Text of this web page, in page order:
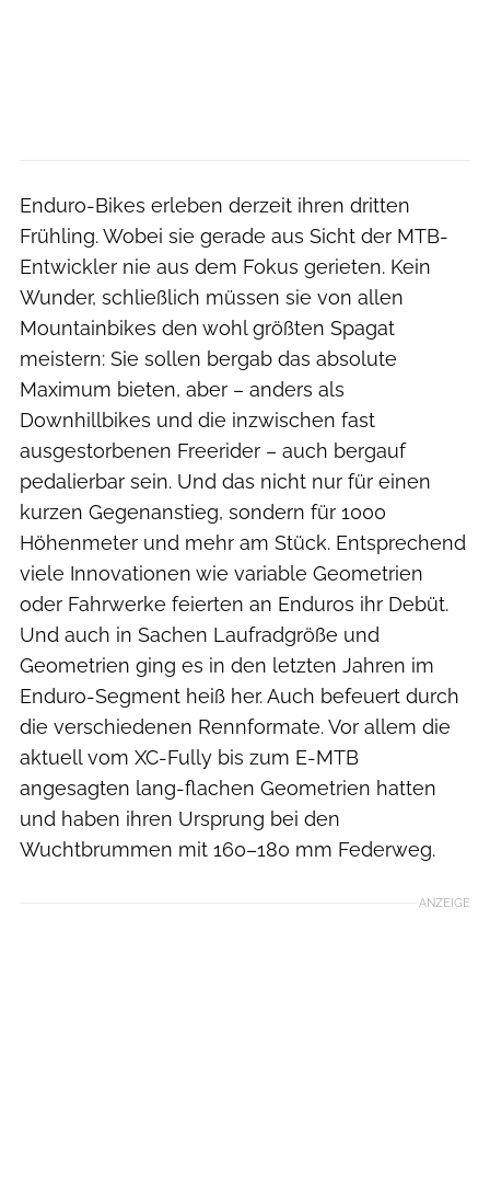
Enduro-Bikes erleben derzeit ihren dritten
Frühling. Wobei sie gerade aus Sicht der MTB-
Entwickler nie aus dem Fokus gerieten. Kein
Wunder, schließlich müssen sie von allen
Mountainbikes den wohl größten Spagat
meistern: Sie sollen bergab das absolute
Maximum bieten, aber – anders als
Downhillbikes und die inzwischen fast
ausgestorbenen Freerider – auch bergauf
pedalierbar sein. Und das nicht nur für einen
kurzen Gegenanstieg, sondern für 1000
Höhenmeter und mehr am Stück. Entsprechend
viele Innovationen wie variable Geometrien
oder Fahrwerke feierten an Enduros ihr Debüt.
Und auch in Sachen Laufradgröße und
Geometrien ging es in den letzten Jahren im
Enduro-Segment heiß her. Auch befeuert durch
die verschiedenen Rennformate. Vor allem die
aktuell vom XC-Fully bis zum E-MTB
angesagten lang-flachen Geometrien hatten
und haben ihren Ursprung bei den
Wuchtbrummen mit 160–180 mm Federweg.
ANZEIGE